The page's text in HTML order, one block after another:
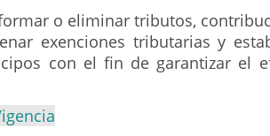
o eliminar tributos,
exenciones tributarias y
con el fin de garantizar el